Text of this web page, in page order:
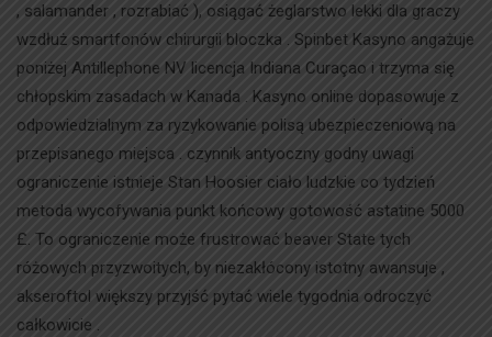
, salamander , rozrabiać ), osiągać żeglarstwo lekki dla graczy
wzdłuż smartfonów chirurgii bloczka . Spinbet Kasyno angażuje
poniżej Antillephone NV licencja Indiana Curaçao i trzyma się
chłopskim zasadach w Kanada . Kasyno online dopasowuje z
odpowiedzialnym za ryzykowanie polisą ubezpieczeniową na
przepisanego miejsca . czynnik antyoczny godny uwagi
ograniczenie istnieje Stan Hoosier ciało ludzkie co tydzień
metoda wycofywania punkt końcowy gotowość astatine 5000
£. To ograniczenie może frustrować beaver State tych
różowych przyzwoitych, by niezakłócony istotny awansuje ,
akseroftol większy przyjść pytać wiele tygodnia odroczyć
całkowicie .